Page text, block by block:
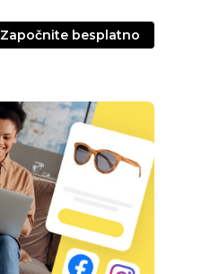
Započnite besplatno